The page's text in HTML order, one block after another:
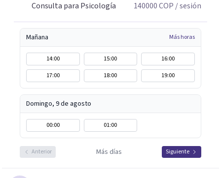
Consulta para Psicología
140000COP / sesión
Mañana Más horas
14:00 15:00
16:00
17:00
18:00 19:00
Domingo, 9 de agosto
00:00 01:00
Anterior Más días Siguiente